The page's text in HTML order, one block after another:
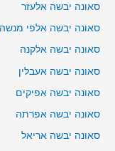
סאונה יבשה אלעזר
סאונה יבשה אלפי מנשה
סאונה יבשה אלקנה
סאונה יבשה אעבלין
סאונה יבשה אפיקים
סאונה יבשה אפרתה
סאונה יבשה אריאל